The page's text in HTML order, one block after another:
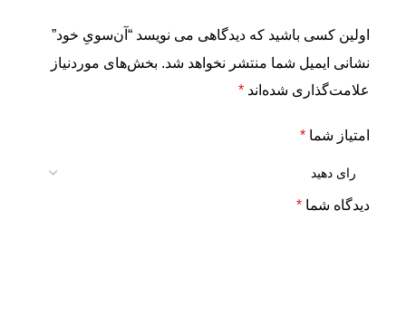
اولین کسی باشید که دیدگاهی می نویسد “آن‌سویِ خود”
نشانی ایمیل شما منتشر نخواهد شد. بخش‌های موردنیاز
علامت‌گذاری شده‌اند *
امتیاز شما *
دیدگاه شما *